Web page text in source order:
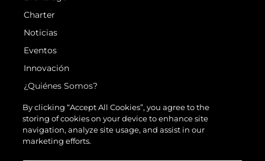
Charter
Noticias
Eventos
Innovación
¿Quiénes Somos?
El Equipo
Estilo De Vida
Historia
By clicking “Accept All Cookies”, you agree to the
storing of cookies on your device to enhance site
navigation, analyze site usage, and assist in our
marketing efforts.